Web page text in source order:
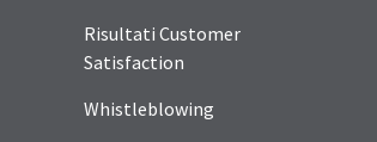
Risultati Customer
Satisfaction
Whistleblowing